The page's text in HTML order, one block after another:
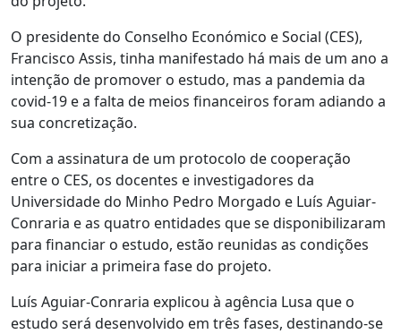
O presidente do Conselho Económico e Social (CES),
Francisco Assis, tinha manifestado há mais de um ano a
intenção de promover o estudo, mas a pandemia da
covid-19 e a falta de meios financeiros foram adiando a
sua concretização.
Com a assinatura de um protocolo de cooperação
entre o CES, os docentes e investigadores da
Universidade do Minho Pedro Morgado e Luís Aguiar-
Conraria e as quatro entidades que se disponibilizaram
para financiar o estudo, estão reunidas as condições
para iniciar a primeira fase do projeto.
Luís Aguiar-Conraria explicou à agência Lusa que o
estudo será desenvolvido em três fases, destinando-se